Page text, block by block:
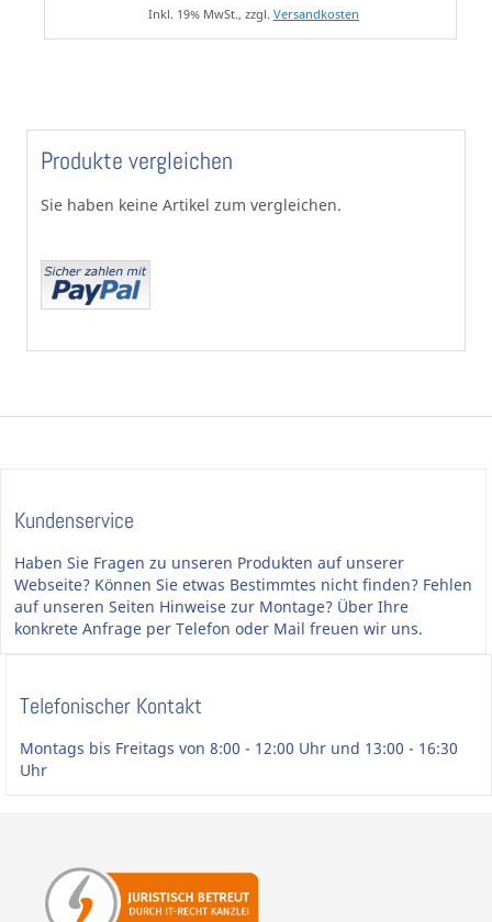
Inkl. 19% MwSt., zzgl. Versandkosten
Produkte vergleichen
Sie haben keine Artikel zum vergleichen.
Kundenservice
Haben Sie Fragen zu unseren Produkten auf unserer
Webseite? Können Sie etwas Bestimmtes nicht finden? Fehlen
auf unseren Seiten Hinweise zur Montage? Über Ihre
konkrete Anfrage per Telefon oder Mail freuen wir uns.
Telefonischer Kontakt
Montags bis Freitags von 8:00 - 12:00 Uhr und 13:00 - 16:30
Uhr